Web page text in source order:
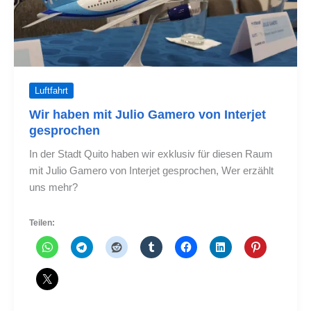
Luftfahrt
Wir haben mit Julio Gamero von Interjet
gesprochen
In der Stadt Quito haben wir exklusiv für diesen Raum
mit Julio Gamero von Interjet gesprochen, Wer erzählt
uns mehr?
Teilen: